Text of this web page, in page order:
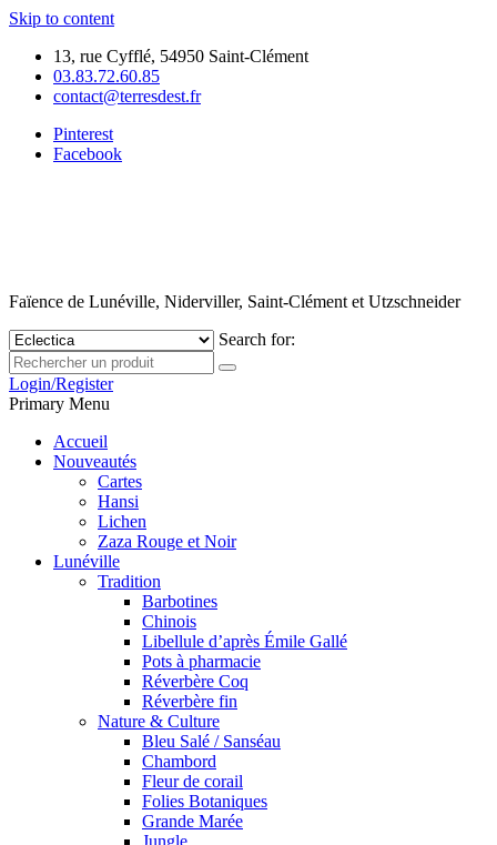
Skip to content
13, rue Cyfflé, 54950 Saint-Clément
03.83.72.60.85
contact@terresdest.fr
Pinterest
Facebook
Faïence de Lunéville, Niderviller, Saint-Clément et Utzschneider
Search for:
Login/Register
Primary Menu
Accueil
Nouveautés
Cartes
Hansi
Lichen
Zaza Rouge et Noir
Lunéville
Tradition
Barbotines
Chinois
Libellule d’après Émile Gallé
Pots à pharmacie
Réverbère Coq
Réverbère fin
Nature & Culture
Bleu Salé / Sanséau
Chambord
Fleur de corail
Folies Botaniques
Grande Marée
Jungle